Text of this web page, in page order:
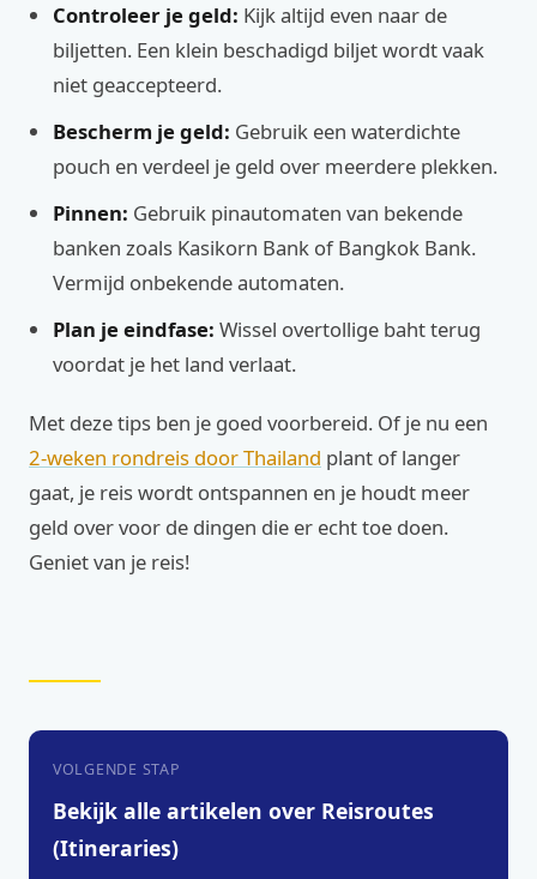
Controleer je geld: Kijk altijd even naar de
biljetten. Een klein beschadigd biljet wordt vaak
niet geaccepteerd.
Bescherm je geld: Gebruik een waterdichte
pouch en verdeel je geld over meerdere plekken.
Pinnen: Gebruik pinautomaten van bekende
banken zoals Kasikorn Bank of Bangkok Bank.
Vermijd onbekende automaten.
Plan je eindfase: Wissel overtollige baht terug
voordat je het land verlaat.
Met deze tips ben je goed voorbereid. Of je nu een
2-weken rondreis door Thailand plant of langer
gaat, je reis wordt ontspannen en je houdt meer
geld over voor de dingen die er echt toe doen.
Geniet van je reis!
VOLGENDE STAP
Bekijk alle artikelen over Reisroutes
(Itineraries)